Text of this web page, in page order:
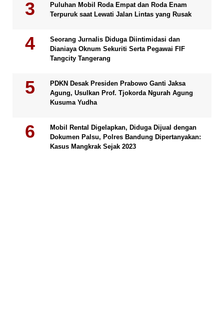
Puluhan Mobil Roda Empat dan Roda Enam
Terpuruk saat Lewati Jalan Lintas yang Rusak
Seorang Jurnalis Diduga Diintimidasi dan
Dianiaya Oknum Sekuriti Serta Pegawai FIF
Tangcity Tangerang
PDKN Desak Presiden Prabowo Ganti Jaksa
Agung, Usulkan Prof. Tjokorda Ngurah Agung
Kusuma Yudha
Mobil Rental Digelapkan, Diduga Dijual dengan
Dokumen Palsu, Polres Bandung Dipertanyakan:
Kasus Mangkrak Sejak 2023